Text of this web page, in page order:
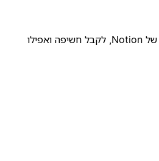
להעלות את התבנית שלכם לגלריית התבניות של Notion, לקבל חשיפה ואפילו